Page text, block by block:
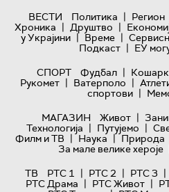
ВЕСТИ Политика | Регион
Хроника | Друштво |
у Украјини | Време |
Подкаст | ЕУ
СПОРТ
Фудбал |
Рукомет | Ватерполо |
спортови |
МАГАЗИН
Живот |
Технологијa | Путујемо |
Филм и ТВ | Наука | Природа
За мале велике хероје
ТВ
РТС 1 | РТС 2 | РТС 3 |
РТС Драма | РТС Живот |